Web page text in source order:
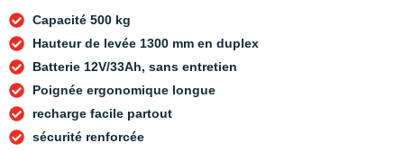
Capacité 500 kg
Hauteur de levée 1300 mm en duplex
Batterie 12V/33Ah, sans entretien
Poignée ergonomique longue
recharge facile partout
sécurité renforcée